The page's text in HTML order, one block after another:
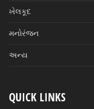
ખેલકૂદ
મનોરંજન
અન્ય
QUICK LINKS